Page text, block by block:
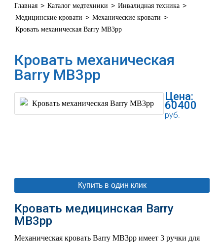
Главная > Каталог медтехники > Инвалидная техника >
Медицинские кровати > Механические кровати >
Кровать механическая Barry MB3pp
Кровать механическая
Barry MB3pp
Цена:
60400
руб.
Купить в один клик
Кровать медицинская Barry
MB3pp
Механическая кровать Barry MB3pp имеет 3 ручки для